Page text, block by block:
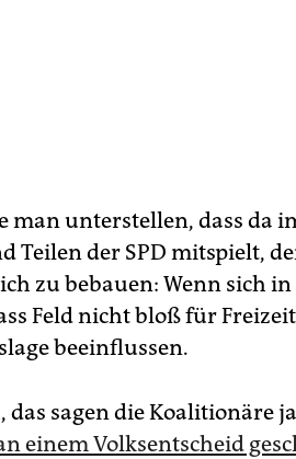
man unterstellen, dass da
Teilen der SPD mitspielt,
zu bebauen: Wenn sich
Feld nicht bloß für
beeinflussen.
das sagen die Koalitionäre
einem Volksentscheid